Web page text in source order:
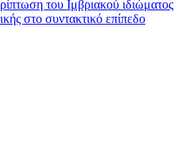
του Ιμβριακού ιδιώματος
στο συντακτικό επίπεδο